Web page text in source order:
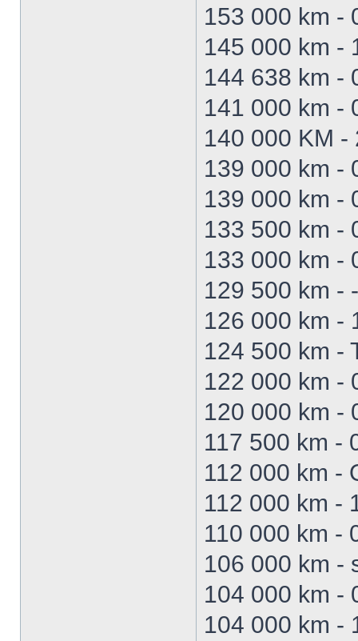
153 000 km -
145 000 km -
144 638 km -
141 000 km -
140 000 KM -
139 000 km -
139 000 km -
133 500 km -
133 000 km -
129 500 km -
126 000 km -
124 500 km -
122 000 km -
120 000 km -
117 500 km -
112 000 km -
112 000 km -
110 000 km -
106 000 km -
104 000 km -
104 000 km -